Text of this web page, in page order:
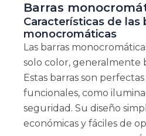
Barras
Características de las
monocromáticas
Las barras
solo color, generalmente
Estas barras son
funcionales, como
seguridad. Su diseño
económicas y fáciles de